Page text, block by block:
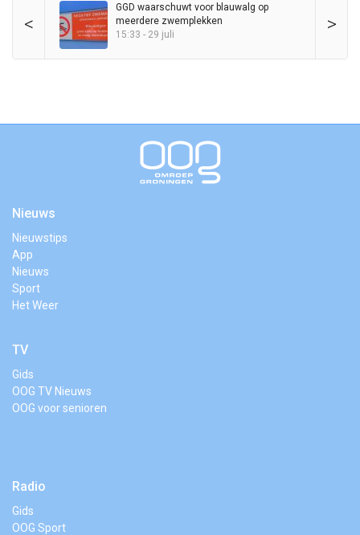
< >
GGD waarschuwt voor blauwalg op
meerdere zwemplekken
15:33 - 29 juli
Nieuws
Nieuwstips
App
Nieuws
Sport
Het Weer
TV
Gids
OOG TV Nieuws
OOG voor senioren
Radio
Gids
OOG Sport